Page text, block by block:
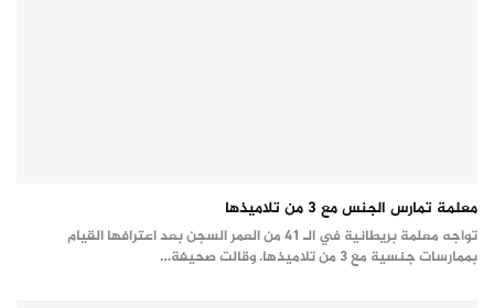
معلمة تمارس الجنس مع 3 من تلاميذها
تواجه معلمة بريطانية في الـ 41 من العمر السجن بعد اعترافها القيام
بممارسات جنسية مع 3 من تلاميذها. وقالت صحيفة…